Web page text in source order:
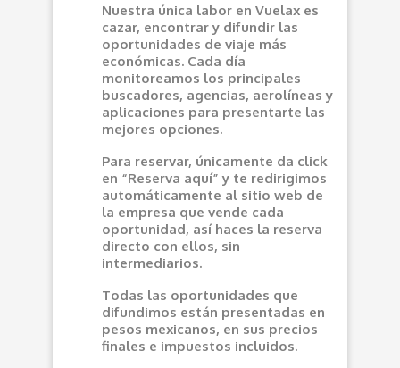
Nuestra única labor en Vuelax es
cazar, encontrar y difundir las
oportunidades de viaje más
económicas. Cada día
monitoreamos los principales
buscadores, agencias, aerolíneas y
aplicaciones para presentarte las
mejores opciones.
Para reservar, únicamente da click
en “Reserva aquí” y te redirigimos
automáticamente al sitio web de
la empresa que vende cada
oportunidad, así haces la reserva
directo con ellos, sin
intermediarios.
Todas las oportunidades que
difundimos están presentadas en
pesos mexicanos, en sus precios
finales e impuestos incluidos.